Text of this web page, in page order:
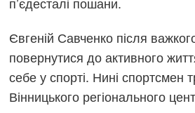
Євгеній Савченко після
повернутися до активного
себе у спорті. Нині спортсмен
Вінницького регіонального